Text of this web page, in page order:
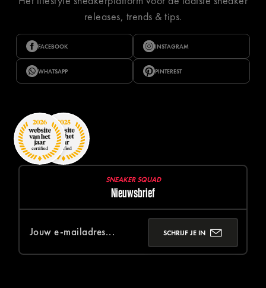
releases, trends & tips.
FACEBOOK INSTAGRAM
WHATSAPP PINTEREST
SNEAKER SQUAD
Nieuwsbrief
SCHRIJF JE IN